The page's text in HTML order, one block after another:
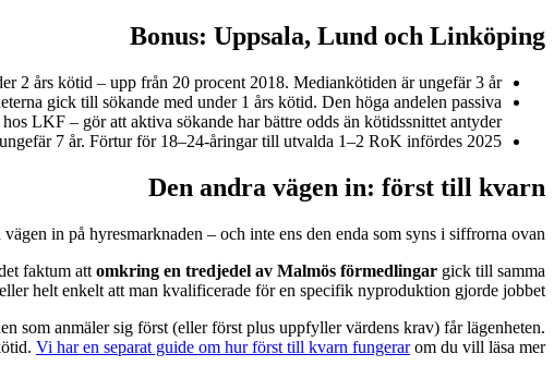
Bonus: Uppsala, Lund och Linköping
2 års kötid – upp från 20 procent 2018. Mediankötiden är ungefär 3 år.
gick till sökande med under 1 års kötid. Den höga andelen passiva
LKF – gör att aktiva sökande har bättre odds än kötidssnittet antyder.
7 år. Förtur för 18–24-åringar till utvalda 1–2 RoK infördes 2025.
Den andra vägen in: först till kvarn
in på hyresmarknaden – och inte ens den enda som syns i siffrorna ovan.
faktum att omkring en tredjedel av Malmös förmedlingar gick till samma
helt enkelt att man kvalificerade för en specifik nyproduktion gjorde jobbet.
som anmäler sig först (eller först plus uppfyller värdens krav) får lägenheten.
Vi har en separat guide om hur först till kvarn fungerarom du vill läsa mer.